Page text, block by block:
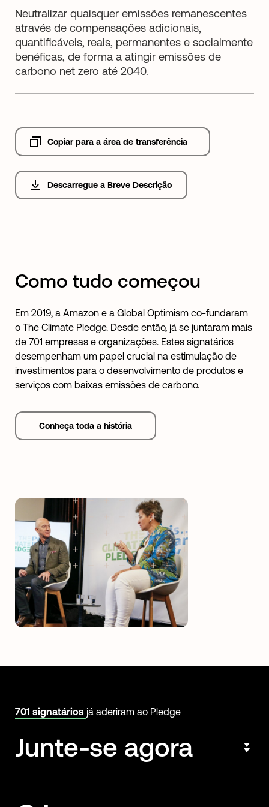
Copiar para a área de transferência
Descarregue a Breve Descrição
Neutralizar quaisquer emissões remanescentes
através de compensações adicionais,
quantificáveis, reais, permanentes e socialmente
benéficas, de forma a atingir emissões de
carbono net zero até 2040.
Como tudo começou
Em 2019, a Amazon e a Global Optimism co-fundaram
o The Climate Pledge. Desde então, já se juntaram mais
de 701 empresas e organizações. Estes signatários
desempenham um papel crucial na estimulação de
investimentos para o desenvolvimento de produtos e
serviços com baixas emissões de carbono.
Conheça toda a história
701 signatários já aderiram ao Pledge
Junte-se agora